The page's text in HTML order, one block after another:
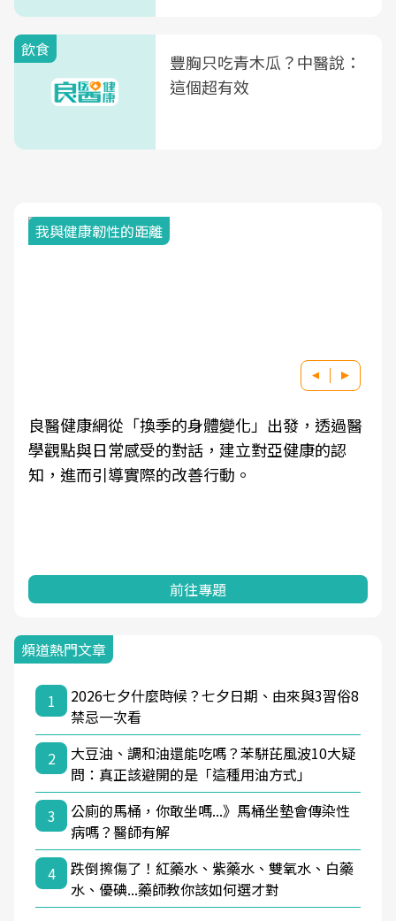
飲食
豐胸只吃青木瓜？中醫說：
這個超有效
我與健康韌性的距離
良醫健康網從「換季的身體變化」出發，透過醫
學觀點與日常感受的對話，建立對亞健康的認
知，進而引導實際的改善行動。
前往專題
頻道熱門文章
1
2026七夕什麼時候？七夕日期、由來與3習俗8
禁忌一次看
2
大豆油、調和油還能吃嗎？苯駢芘風波10大疑
問：真正該避開的是「這種用油方式」
3
公廁的馬桶，你敢坐嗎...》馬桶坐墊會傳染性
病嗎？醫師有解
4
跌倒擦傷了！紅藥水、紫藥水、雙氧水、白藥
水、優碘...藥師教你該如何選才對